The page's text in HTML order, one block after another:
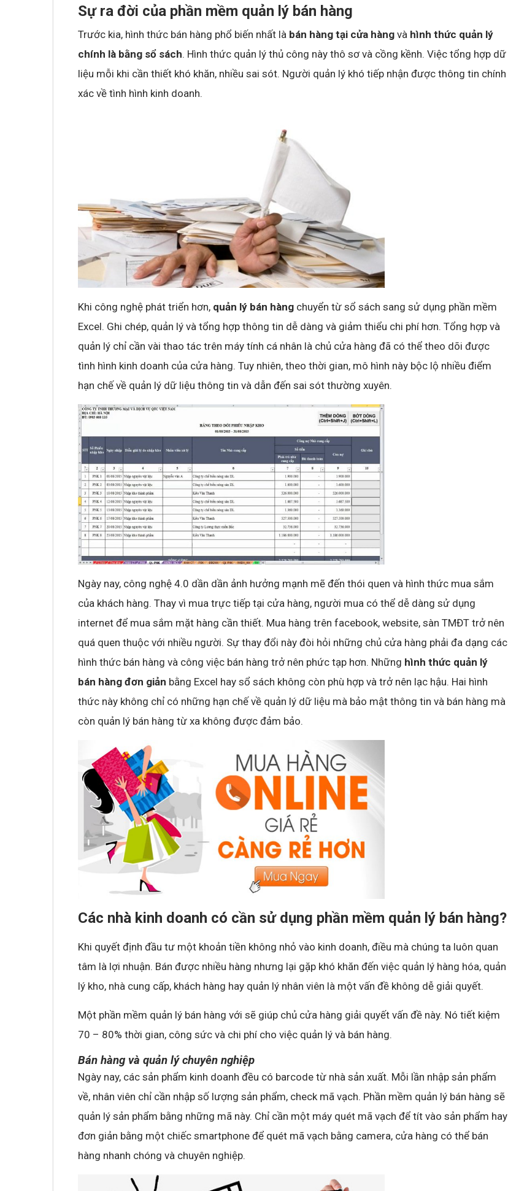
Sự ra đời của phần mềm quản lý bán hàng
Trước kia, hình thức bán hàng phổ biến nhất là bán hàng tại cửa hàng và hình thức quản lý
chính là bằng sổ sách. Hình thức quản lý thủ công này thô sơ và cồng kềnh. Việc tổng hợp dữ
liệu mỗi khi cần thiết khó khăn, nhiều sai sót. Người quản lý khó tiếp nhận được thông tin chính
xác về tình hình kinh doanh.
Khi công nghệ phát triển hơn, quản lý bán hàng chuyển từ sổ sách sang sử dụng phần mềm
Excel. Ghi chép, quản lý và tổng hợp thông tin dễ dàng và giảm thiểu chi phí hơn. Tổng hợp và
quản lý chỉ cần vài thao tác trên máy tính cá nhân là chủ cửa hàng đã có thể theo dõi được
tình hình kinh doanh của cửa hàng. Tuy nhiên, theo thời gian, mô hình này bộc lộ nhiều điểm
hạn chế về quản lý dữ liệu thông tin và dẫn đến sai sót thường xuyên.
Ngày nay, công nghệ 4.0 dần dần ảnh hưởng mạnh mẽ đến thói quen và hình thức mua sắm
của khách hàng. Thay vì mua trực tiếp tại cửa hàng, người mua có thể dễ dàng sử dụng
internet để mua sắm mặt hàng cần thiết. Mua hàng trên facebook, website, sàn TMĐT trở nên
quá quen thuộc với nhiều người. Sự thay đổi này đòi hỏi những chủ cửa hàng phải đa dạng các
hình thức bán hàng và công việc bán hàng trở nên phức tạp hơn. Những hình thức quản lý
bán hàng đơn giản bằng Excel hay sổ sách không còn phù hợp và trở nên lạc hậu. Hai hình
thức này không chỉ có những hạn chế về quản lý dữ liệu mà bảo mật thông tin và bán hàng mà
còn quản lý bán hàng từ xa không được đảm bảo.
Các nhà kinh doanh có cần sử dụng phần mềm quản lý bán hàng?
Khi quyết định đầu tư một khoản tiền không nhỏ vào kinh doanh, điều mà chúng ta luôn quan
tâm là lợi nhuận. Bán được nhiều hàng nhưng lại gặp khó khăn đến việc quản lý hàng hóa, quản
lý kho, nhà cung cấp, khách hàng hay quản lý nhân viên là một vấn đề không dễ giải quyết.
Một phần mềm quản lý bán hàng với sẽ giúp chủ cửa hàng giải quyết vấn đề này. Nó tiết kiệm
70 – 80% thời gian, công sức và chi phí cho việc quản lý và bán hàng.
Bán hàng và quản lý chuyên nghiệp
Ngày nay, các sản phẩm kinh doanh đều có barcode từ nhà sản xuất. Mỗi lần nhập sản phẩm
về, nhân viên chỉ cần nhập số lượng sản phẩm, check mã vạch. Phần mềm quản lý bán hàng sẽ
quản lý sản phẩm bằng những mã này. Chỉ cần một máy quét mã vạch để tít vào sản phẩm hay
đơn giản bằng một chiếc smartphone để quét mã vạch bằng camera, cửa hàng có thể bán
hàng nhanh chóng và chuyên nghiệp.